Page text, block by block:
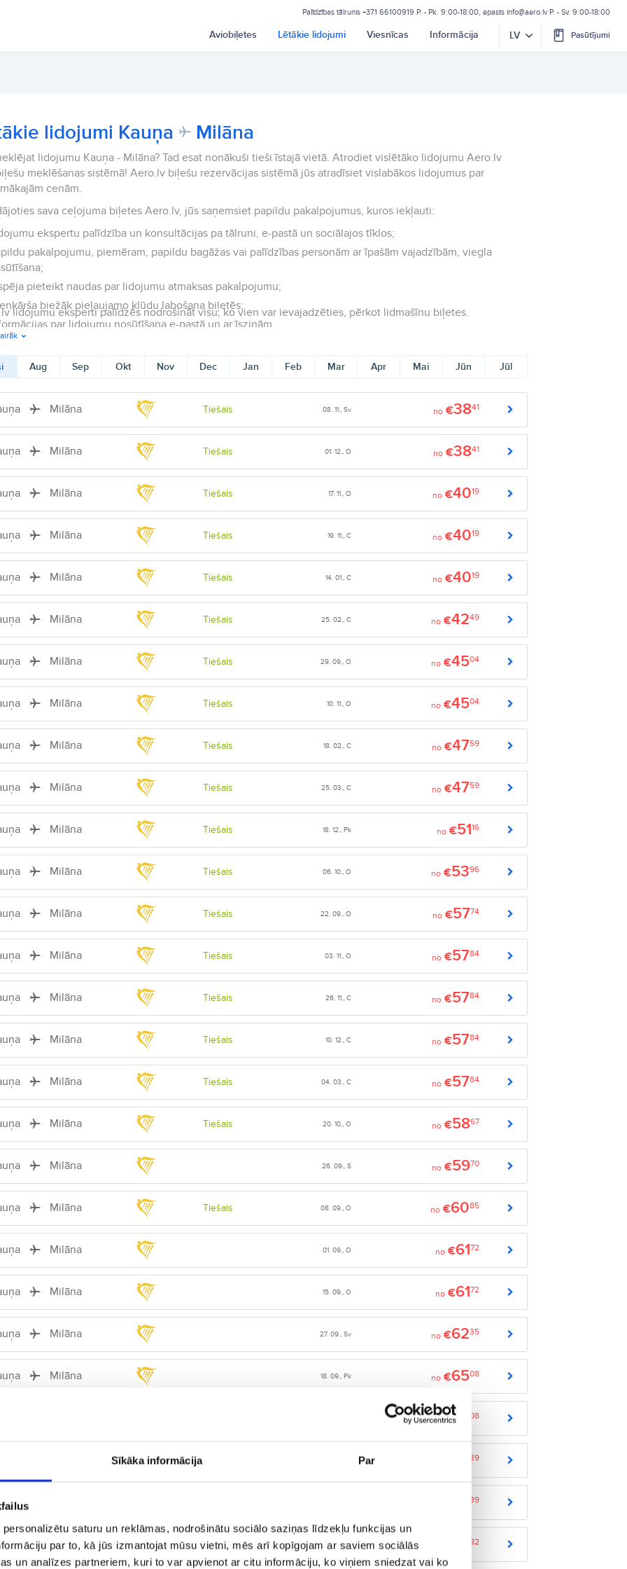
Sīkāka informācija Par
saturu un reklāmas, nodrošinātu sociālo saziņas līdzekļu funkcijas un
par to, kā jūs izmantojat mūsu vietni, mēs arī kopīgojam ar saviem sociālās
un analīzes partneriem, kuri to var apvienot ar citu informāciju, ko viņiem sniedzat vai ko
Palīdzības tālrunis +371 66100919 P. - Pk. 9:00-18:00, epasts info@aero.lv P. - Sv. 9:00-18:00
Aviobiļetes Lētākie lidojumi Viesnīcas Informācija LV Pasūtījumi
lidojumi Kauņa Milāna
lidojumu Kauņa - Milāna? Tad esat nonākuši tieši īstajā vietā. Atrodiet vislētāko lidojumu Aero.lv
meklēšanas sistēmā! Aero.lv biļešu rezervācijas sistēmā jūs atradīsiet vislabākos lidojumus par
cenām.
sava ceļojuma biļetes Aero.lv, jūs saņemsiet papildu pakalpojumus, kuros iekļauti:
ekspertu palīdzība un konsultācijas pa tālruni, e-pastā un sociālajos tīklos;
pakalpojumu, piemēram, papildu bagāžas vai palīdzības personām ar īpašām vajadzībām, viegla
pieteikt naudas par lidojumu atmaksas pakalpojumu;
biežāk pieļaujamo kļūdu labošana biļetēs;
par lidojumu nosūtīšana e-pastā un ar īsziņām.
lidojumu eksperti palīdzēs nodrošināt visu, ko vien var ievajadzēties, pērkot lidmašīnu biļetes.
Aug Sep Okt Nov Dec Jan Feb Mar Apr Mai Jūn Jūl
Milāna Tiešais 08. 11., Sv no €3841
Milāna Tiešais 01. 12., O no €3841
Milāna Tiešais 17. 11., O no €4019
Milāna Tiešais 19. 11., C no €4019
Milāna Tiešais 14. 01., C no €4019
Milāna Tiešais 25. 02., C no €4249
Milāna Tiešais 29. 09., O no €4504
Milāna Tiešais 10. 11., O no €4504
Milāna Tiešais 18. 02., C no €4759
Milāna Tiešais 25. 03., C no €4759
Milāna Tiešais 18. 12., Pk no €5116
Milāna Tiešais 06. 10., O no €5396
Milāna Tiešais 22. 09., O no €5774
Milāna Tiešais 03. 11., O no €5784
Milāna Tiešais 26. 11., C no €5784
Milāna Tiešais 10. 12., C no €5784
Milāna Tiešais 04. 03., C no €5784
Milāna Tiešais 20. 10., O no €5867
Milāna 26. 09., S no €5970
Milāna Tiešais 08. 09., O no €6085
Milāna 01. 09., O no €6172
Milāna 15. 09., O no €6172
Milāna 27. 09., Sv no €6235
Milāna 18. 09., Pk no €6508
no €65 08
39
39
Milāna 01. 10., C 82